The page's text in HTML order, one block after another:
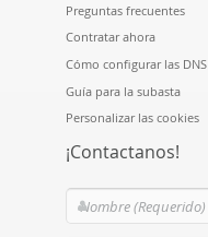
Preguntas frecuentes
Contratar ahora
Cómo configurar las DNS
Guía para la subasta
Personalizar las cookies
¡Contactanos!